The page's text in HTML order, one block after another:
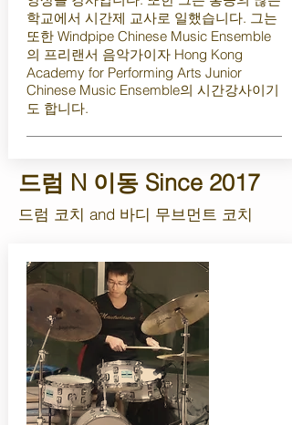
학교에서 시간제 교사로 일했습니다. 그는
또한 Windpipe Chinese Music Ensemble
의 프리랜서 음악가이자 Hong Kong
Academy for Performing Arts Junior
Chinese Music Ensemble의 시간강사이기
도 합니다.
드럼 N 이동 Since 2017
드럼 코치 and 바디 무브먼트 코치